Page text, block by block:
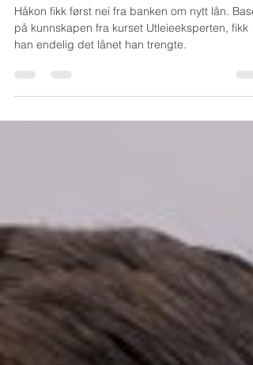
eiendomsinvestering
Håkon fikk først nei fra banken om nytt lån.
han endelig det lånet han trengte.